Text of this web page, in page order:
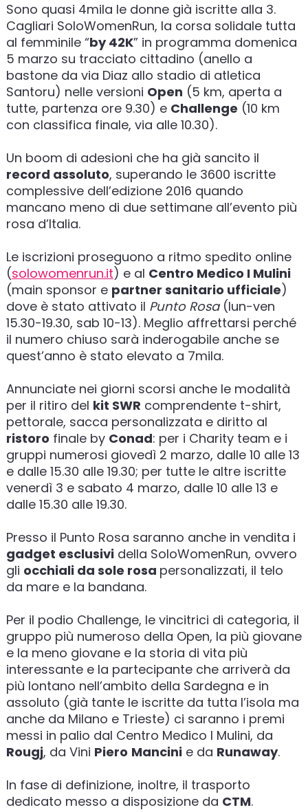
Sono quasi 4mila le donne già iscritte alla 3.
Cagliari SoloWomenRun, la corsa solidale tutta
al femminile “by 42K” in programma domenica
5 marzo su tracciato cittadino (anello a
bastone da via Diaz allo stadio di atletica
Santoru) nelle versioni Open (5 km, aperta a
tutte, partenza ore 9.30) e Challenge (10 km
con classifica finale, via alle 10.30).
Un boom di adesioni che ha già sancito il
record assoluto, superando le 3600 iscritte
complessive dell’edizione 2016 quando
mancano meno di due settimane all’evento più
rosa d’Italia.
Le iscrizioni proseguono a ritmo spedito online
(solowomenrun.it) e al Centro Medico I Mulini
(main sponsor e partner sanitario ufficiale)
dove è stato attivato il Punto Rosa(lun-ven
15.30-19.30, sab 10-13). Meglio affrettarsi perché
il numero chiuso sarà inderogabile anche se
quest’anno è stato elevato a 7mila.
Annunciate nei giorni scorsi anche le modalità
per il ritiro del kit SWR comprendente t-shirt,
pettorale, sacca personalizzata e diritto al
ristoro finale by Conad: per i Charity team e i
gruppi numerosi giovedì 2 marzo, dalle 10 alle 13
e dalle 15.30 alle 19.30; per tutte le altre iscritte
venerdì 3 e sabato 4 marzo, dalle 10 alle 13 e
dalle 15.30 alle 19.30.
Presso il Punto Rosa saranno anche in vendita i
gadget esclusividella SoloWomenRun, ovvero
gli occhiali da sole rosa personalizzati, il telo
da mare e la bandana.
Per il podio Challenge, le vincitrici di categoria, il
gruppo più numeroso della Open, la più giovane
e la meno giovane e la storia di vita più
interessante e la partecipante che arriverà da
più lontano nell’ambito della Sardegna e in
assoluto (già tante le iscritte da tutta l’isola ma
anche da Milano e Trieste) ci saranno i premi
messi in palio dal Centro Medico I Mulini, da
Rougj, da Vini Piero Mancinie da Runaway.
In fase di definizione, inoltre, il trasporto
dedicato messo a disposizione da CTM.